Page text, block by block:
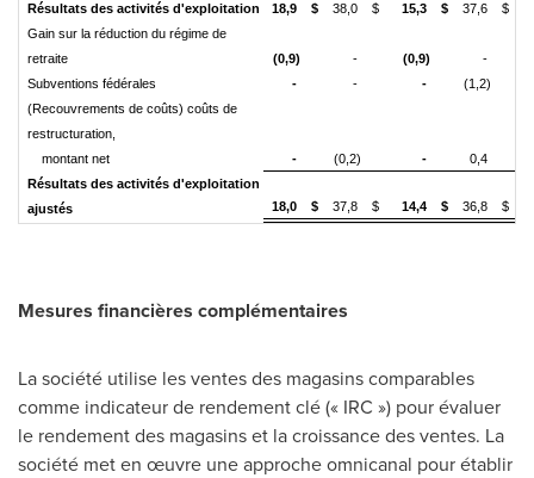
Résultats des activités d'exploitation
18,9 $ 38,0 $ 15,3 $ 37,6
$
Gain sur la réduction du régime de
retraite
(0,9) - (0,9)
-
Subventions fédérales
- - -
(1,2)
(Recouvrements de coûts) coûts de
restructuration,
montant net
- (0,2) -
0,4
Résultats des activités d'exploitation
ajustés
18,0 $ 37,8 $ 14,4 $ 36,8 $
Mesures financières complémentaires
La société utilise les ventes des magasins comparables
comme indicateur de rendement clé (« IRC ») pour évaluer
le rendement des magasins et la croissance des ventes. La
société met en œuvre une approche omnicanal pour établir